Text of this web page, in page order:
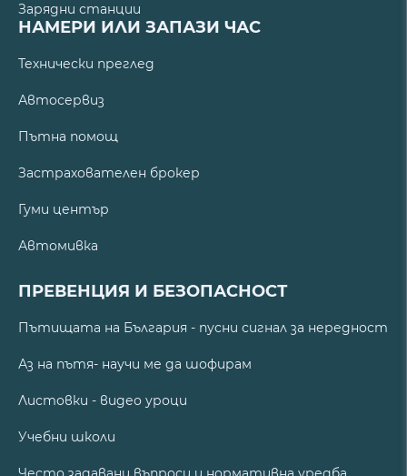
Зарядни станции
НАМЕРИ ИЛИ ЗАПАЗИ ЧАС
Технически преглед
Автосервиз
Пътна помощ
Застрахователен брокер
Гуми център
Автомивка
ПРЕВЕНЦИЯ И БЕЗОПАСНОСТ
Пътищата на България - пусни сигнал за нередност
Аз на пътя- научи ме да шофирам
Листовки - видео уроци
Учебни школи